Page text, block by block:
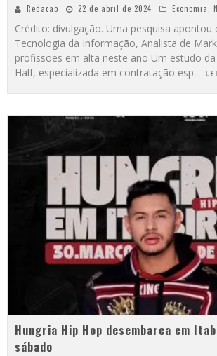
Redacao 22 de abril de 2024 Economia
Crédito: divulgação. Uma pesquisa apontou
Tecnologia da Informação, Analista de
profissões em alta neste ano Um estudo
Half, especializada em contratação esp...
Hungria Hip Hop desembarca em
sábado